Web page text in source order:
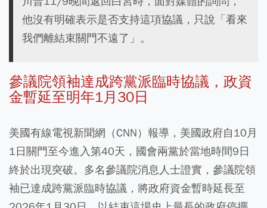
他沒有明確表示是否支持這項協議，只說「看來
我們離結束關門不遠了」。
參議院領袖達成跨黨派臨時協議，政資
金暫延至明年1月30日
美國有線電視新聞網（CNN）報導，美國政府自10月
1日關門至今進入第40天，國會兩黨於當地時間9日
終於出現突破。多名參議院消息人士證實，參議院領
袖已達成跨黨派臨時協議，將政府資金暫時延長至